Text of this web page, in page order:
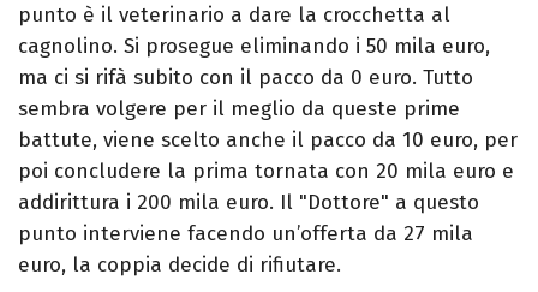
punto è il veterinario a dare la crocchetta al
cagnolino. Si prosegue eliminando i 50 mila euro,
ma ci si rifà subito con il pacco da 0 euro. Tutto
sembra volgere per il meglio da queste prime
battute, viene scelto anche il pacco da 10 euro, per
poi concludere la prima tornata con 20 mila euro e
addirittura i 200 mila euro. Il "Dottore" a questo
punto interviene facendo un’offerta da 27 mila
euro, la coppia decide di rifiutare.